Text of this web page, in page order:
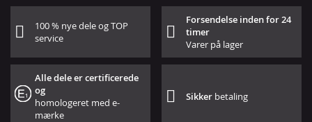
100 % nye dele og TOP
service
Forsendelse inden for 24
timer
Varer på lager
Alle dele er certificerede
og
homologeret med e-
mærke
Sikker betaling